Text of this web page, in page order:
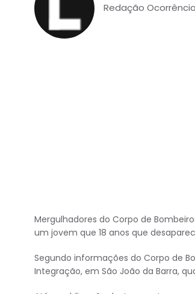
Redação
Mergulhadores do Corpo de
um jovem que 18 anos que
Segundo informações do Corpo de
Integração, em São João da Barra,